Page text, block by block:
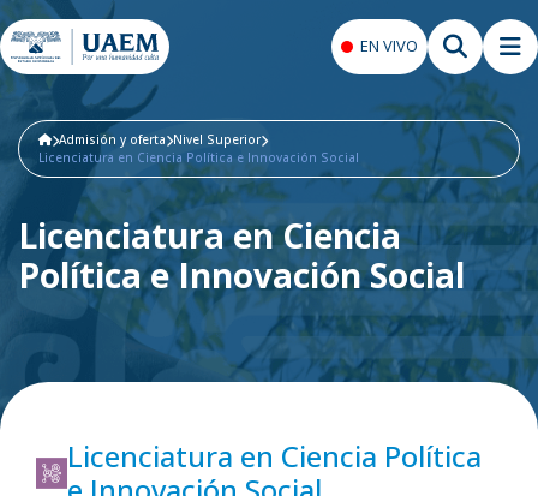
EN VIVO
Admisión y oferta Nivel Superior
Licenciatura en Ciencia Política e Innovación Social
Licenciatura en Ciencia
Política e Innovación Social
Licenciatura en Ciencia Política